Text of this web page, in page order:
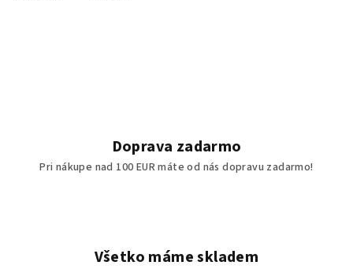
Doprava zadarmo
Pri nákupe nad 100 EUR máte od nás dopravu zadarmo!
Všetko máme skladem